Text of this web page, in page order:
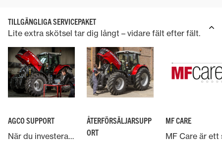
TILLGÄNGLIGA SERVICEPAKET
Lite extra skötsel tar dig långt – vidare fält efter fält.
AGCO SUPPORT
När du investerar i en Massey Ferguson-maskin backas du upp av AGCO, världens största företag inom lantbruksmaskiner.
ÅTERFÖRSÄLJARSUPP
ORT
MF CARE